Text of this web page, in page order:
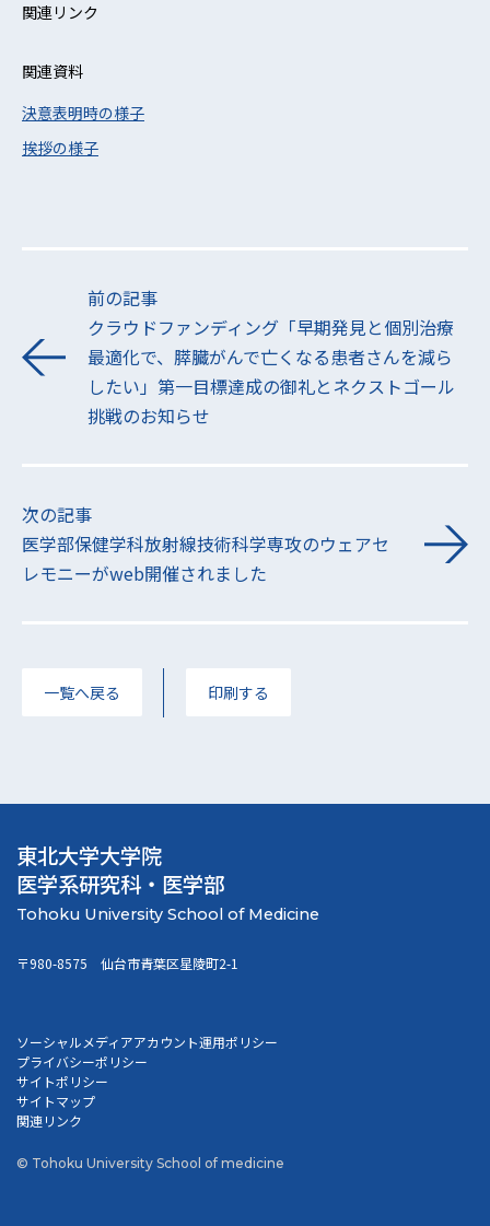
関連リンク
関連資料
決意表明時の様子
挨拶の様子
前の記事
クラウドファンディング「早期発見と個別治療
最適化で、膵臓がんで亡くなる患者さんを減ら
したい」第一目標達成の御礼とネクストゴール
挑戦のお知らせ
次の記事
医学部保健学科放射線技術科学専攻のウェアセ
レモニーがweb開催されました
一覧へ戻る 印刷する
東北大学大学院
医学系研究科・医学部
〒980-8575 仙台市青葉区星陵町2-1
ソーシャルメディアアカウント運用ポリシー
プライバシーポリシー
サイトポリシー
サイトマップ
関連リンク
© Tohoku University School of medicine